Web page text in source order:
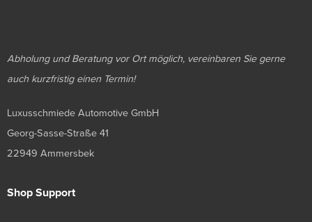
Abholung und Beratung vor Ort möglich, vereinbaren Sie gerne
auch kurzfristig einen Termin!
Luxusschmiede Automotive GmbH
Georg-Sasse-Straße 41
22949 Ammersbek
Shop Support